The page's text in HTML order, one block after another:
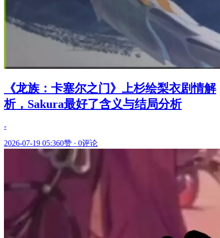
《龙族：卡塞尔之门》上杉绘梨衣剧情解
析，Sakura最好了含义与结局分析
-
2026-07-19 05:360赞 · 0评论